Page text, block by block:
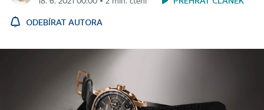
ODEBÍRAT AUTORA